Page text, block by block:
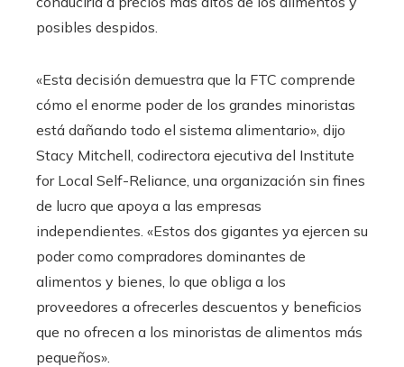
posibles despidos.
«Esta decisión demuestra que la FTC comprende
cómo el enorme poder de los grandes minoristas
está dañando todo el sistema alimentario», dijo
Stacy Mitchell, codirectora ejecutiva del Institute
for Local Self-Reliance, una organización sin fines
de lucro que apoya a las empresas
independientes. «Estos dos gigantes ya ejercen su
poder como compradores dominantes de
alimentos y bienes, lo que obliga a los
proveedores a ofrecerles descuentos y beneficios
que no ofrecen a los minoristas de alimentos más
pequeños».